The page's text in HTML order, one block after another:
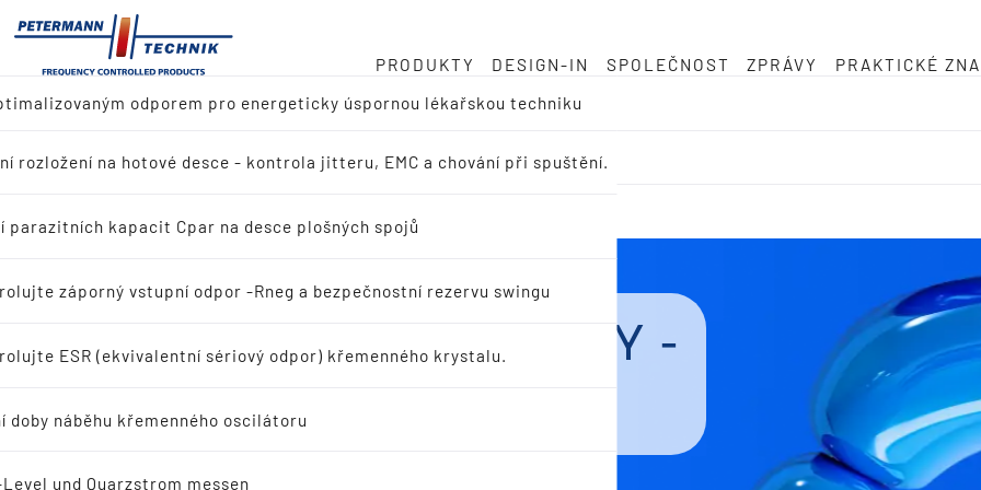
PRODUKTY DESIGN-IN
v MHz
SPOLEČNOST ZPRÁVY
PRAKTICKÉ
odporem pro energeticky úspornou lékařskou techniku
rozložení na hotové desce - kontrola jitteru, EMC a chování při spuštění.
parazitních kapacit Cpar na desce plošných spojů
záporný vstupní odpor -Rneg a bezpečnostní rezervu swingu
ESR (ekvivalentní sériový odpor) křemenného krystalu.
doby náběhu křemenného oscilátoru
und Quarzstrom messen
Nejčastější dotazy -
Otázky a odpovědi